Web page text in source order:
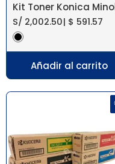
S/ 2,002.50| $ 591.57
Añadir al carrito